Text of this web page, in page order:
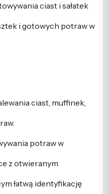
ciast i sałatek
i gotowych potraw w
ciast, muffinek,
potraw w
z otwieranym
łatwą identyfikację